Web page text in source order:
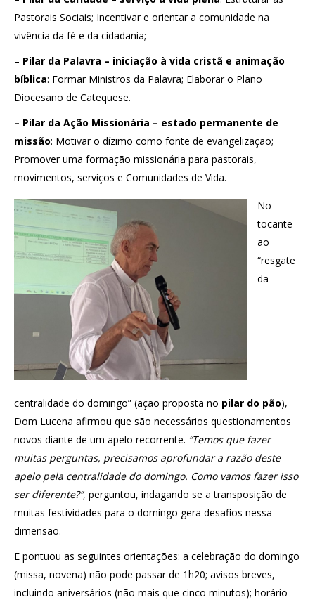
Pastorais Sociais; Incentivar e orientar a comunidade na
vivência da fé e da cidadania;
– Pilar da Palavra – iniciação à vida cristã e animação
bíblica: Formar Ministros da Palavra; Elaborar o Plano
Diocesano de Catequese.
– Pilar da Ação Missionária – estado permanente de
missão: Motivar o dízimo como fonte de evangelização;
Promover uma formação missionária para pastorais,
movimentos, serviços e Comunidades de Vida.
No
tocante
ao
“resgate
da
centralidade do domingo” (ação proposta no pilar do pão),
Dom Lucena afirmou que são necessários questionamentos
novos diante de um apelo recorrente. “Temos que fazer
muitas perguntas, precisamos aprofundar a razão deste
apelo pela centralidade do domingo. Como vamos fazer isso
ser diferente?”, perguntou, indagando se a transposição de
muitas festividades para o domingo gera desafios nessa
dimensão.
E pontuou as seguintes orientações: a celebração do domingo
(missa, novena) não pode passar de 1h20; avisos breves,
incluindo aniversários (não mais que cinco minutos); horário